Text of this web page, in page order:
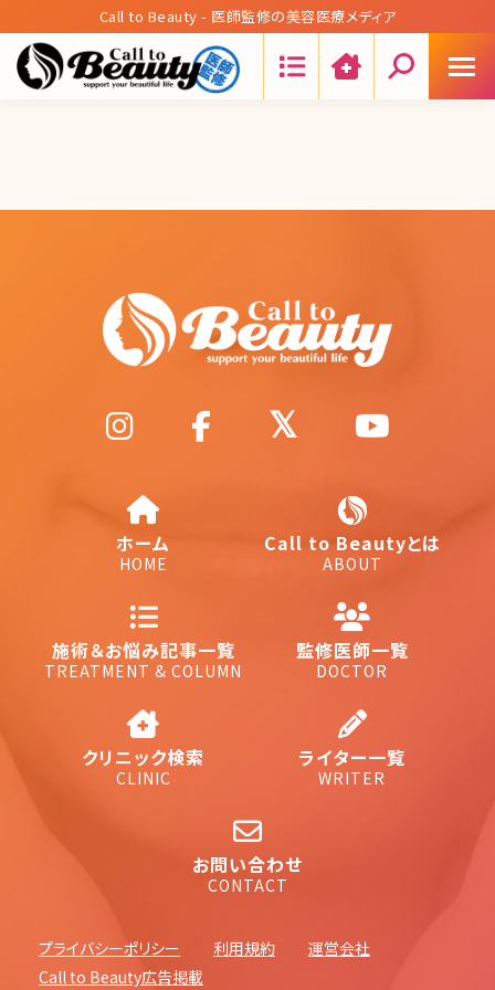
Call to Beauty - 医師監修の美容医療メディア
ホーム
HOME
Call to Beautyとは
ABOUT
施術＆お悩み記事一覧
TREATMENT & COLUMN
監修医師一覧
DOCTOR
クリニック検索
CLINIC
ライター一覧
WRITER
お問い合わせ
CONTACT
プライバシーポリシー 利用規約
運営会社
Call to Beauty広告掲載